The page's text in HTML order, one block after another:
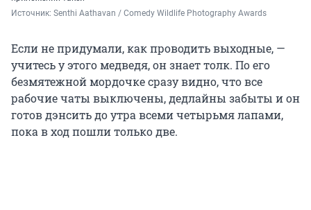
Источник: Senthi Aathavan / Comedy Wildlife Photography Awards
Если не придумали, как проводить выходные, —
учитесь у этого медведя, он знает толк. По его
безмятежной мордочке сразу видно, что все
рабочие чаты выключены, дедлайны забыты и он
готов дэнсить до утра всеми четырьмя лапами,
пока в ход пошли только две.